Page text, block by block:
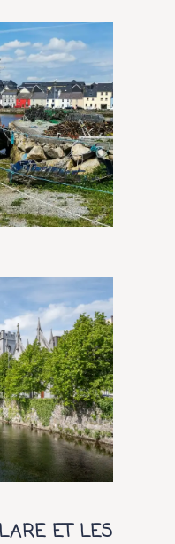
ET LES